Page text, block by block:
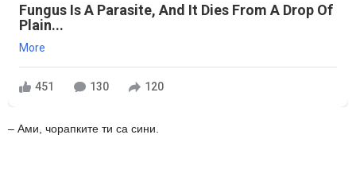
Fungus Is A Parasite, And It Dies From A Drop Of
Plain...
More
451 130 120
– Ами, чорапките ти са сини.